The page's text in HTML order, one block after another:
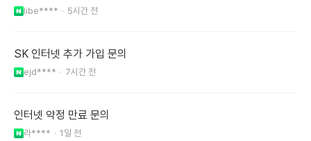
libe**** 5시간 전
SK 인터넷 추가 가입 문의
ejd**** 7시간 전
인터넷 약정 만료 문의
라**** 1일 전